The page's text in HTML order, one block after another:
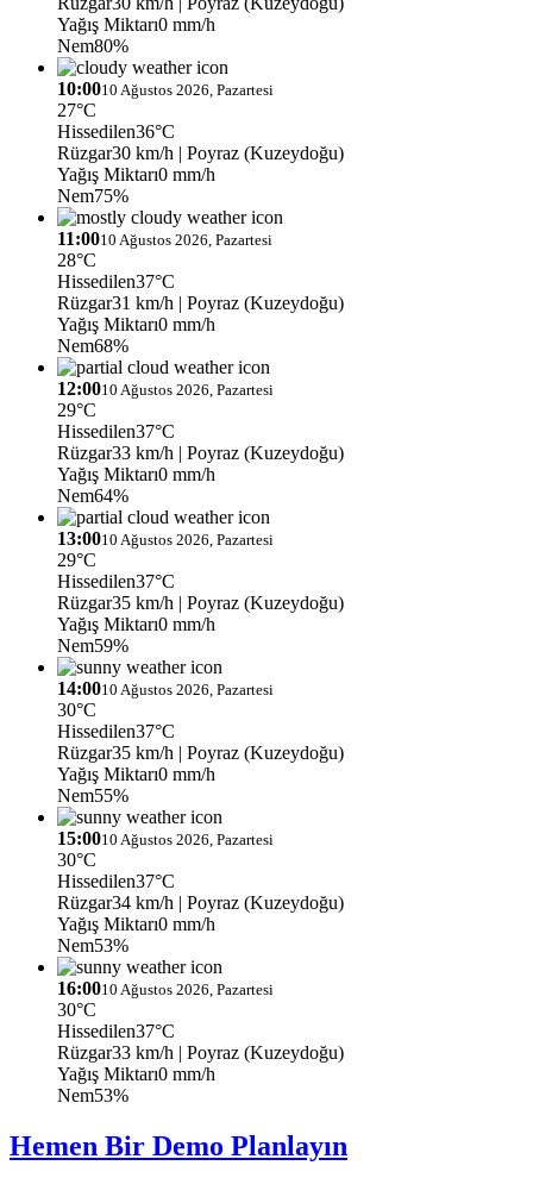
Yağış Miktarı0 mm/h
Nem80%
10:0010 Ağustos 2026, Pazartesi
27°C
Hissedilen36°C
Rüzgar30 km/h | Poyraz (Kuzeydoğu)
Yağış Miktarı0 mm/h
Nem75%
11:0010 Ağustos 2026, Pazartesi
28°C
Hissedilen37°C
Rüzgar31 km/h | Poyraz (Kuzeydoğu)
Yağış Miktarı0 mm/h
Nem68%
12:0010 Ağustos 2026, Pazartesi
29°C
Hissedilen37°C
Rüzgar33 km/h | Poyraz (Kuzeydoğu)
Yağış Miktarı0 mm/h
Nem64%
13:0010 Ağustos 2026, Pazartesi
29°C
Hissedilen37°C
Rüzgar35 km/h | Poyraz (Kuzeydoğu)
Yağış Miktarı0 mm/h
Nem59%
14:0010 Ağustos 2026, Pazartesi
30°C
Hissedilen37°C
Rüzgar35 km/h | Poyraz (Kuzeydoğu)
Yağış Miktarı0 mm/h
Nem55%
15:0010 Ağustos 2026, Pazartesi
30°C
Hissedilen37°C
Rüzgar34 km/h | Poyraz (Kuzeydoğu)
Yağış Miktarı0 mm/h
Nem53%
16:0010 Ağustos 2026, Pazartesi
30°C
Hissedilen37°C
Rüzgar33 km/h | Poyraz (Kuzeydoğu)
Yağış Miktarı0 mm/h
Nem53%
Hemen Bir Demo Planlayın